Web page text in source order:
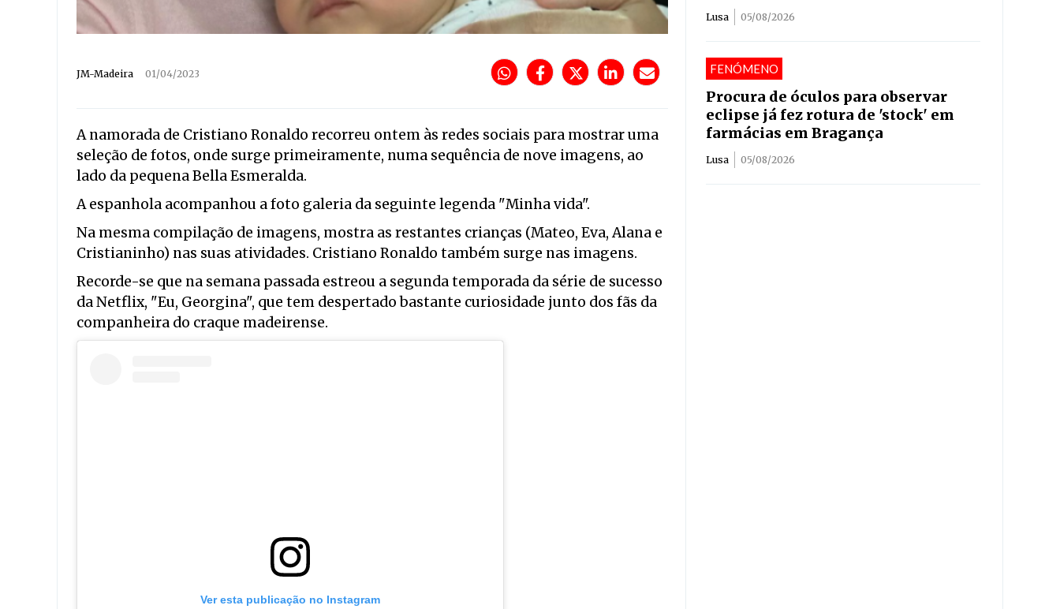
JM-Madeira 01/04/2023
A namorada de Cristiano Ronaldo recorreu ontem às redes sociais para mostrar uma
seleção de fotos, onde surge primeiramente, numa sequência de nove imagens, ao
lado da pequena Bella Esmeralda.
A espanhola acompanhou a foto galeria da seguinte legenda "Minha vida".
Na mesma compilação de imagens, mostra as restantes crianças (Mateo, Eva, Alana e
Cristianinho) nas suas atividades. Cristiano Ronaldo também surge nas imagens.
Recorde-se que na semana passada estreou a segunda temporada da série de sucesso
da Netflix, "Eu, Georgina", que tem despertado bastante curiosidade junto dos fãs da
companheira do craque madeirense.
Ver esta publicação no Instagram
Lusa 05/08/2026
FENÓMENO
Procura de óculos para observar
eclipse já fez rotura de 'stock' em
farmácias em Bragança
Lusa 05/08/2026